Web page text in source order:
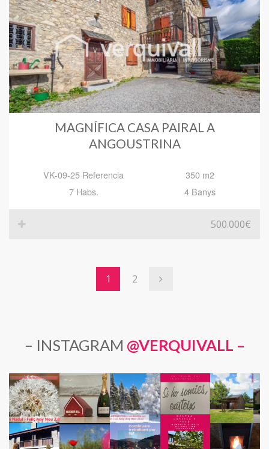
MAGNÍFICA CASA PAIRAL A
ANGOUSTRINA
VK-09-25 Referencia
350 m2
7 Habs.
4 Banys
500.000€
1 2
– INSTAGRAM @VERQUIVALL –